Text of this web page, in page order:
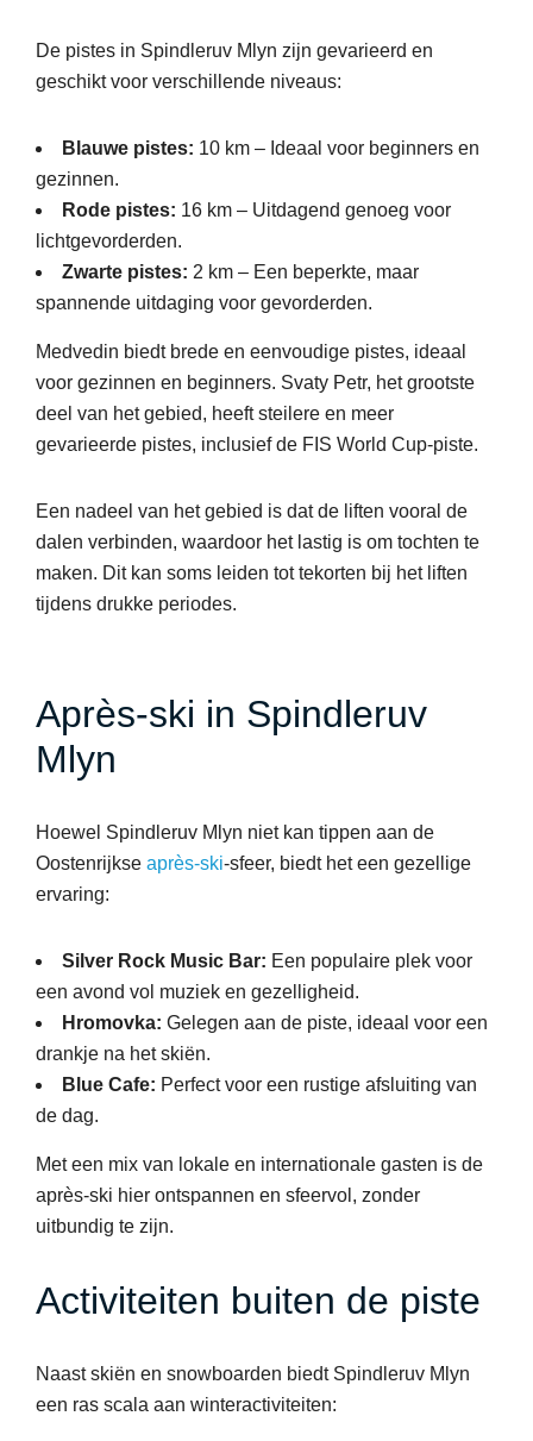
De pistes in Spindleruv Mlyn zijn gevarieerd en
geschikt voor verschillende niveaus:
Blauwe pistes: 10 km – Ideaal voor beginners en
gezinnen.
Rode pistes: 16 km – Uitdagend genoeg voor
lichtgevorderden.
Zwarte pistes: 2 km – Een beperkte, maar
spannende uitdaging voor gevorderden.
Medvedin biedt brede en eenvoudige pistes, ideaal
voor gezinnen en beginners. Svaty Petr, het grootste
deel van het gebied, heeft steilere en meer
gevarieerde pistes, inclusief de FIS World Cup-piste.
Een nadeel van het gebied is dat de liften vooral de
dalen verbinden, waardoor het lastig is om tochten te
maken. Dit kan soms leiden tot tekorten bij het liften
tijdens drukke periodes.
Après-ski in Spindleruv
Mlyn
Hoewel Spindleruv Mlyn niet kan tippen aan de
Oostenrijkse après-ski-sfeer, biedt het een gezellige
ervaring:
Silver Rock Music Bar: Een populaire plek voor
een avond vol muziek en gezelligheid.
Hromovka: Gelegen aan de piste, ideaal voor een
drankje na het skiën.
Blue Cafe: Perfect voor een rustige afsluiting van
de dag.
Met een mix van lokale en internationale gasten is de
après-ski hier ontspannen en sfeervol, zonder
uitbundig te zijn.
Activiteiten buiten de piste
Naast skiën en snowboarden biedt Spindleruv Mlyn
een ras scala aan winteractiviteiten: